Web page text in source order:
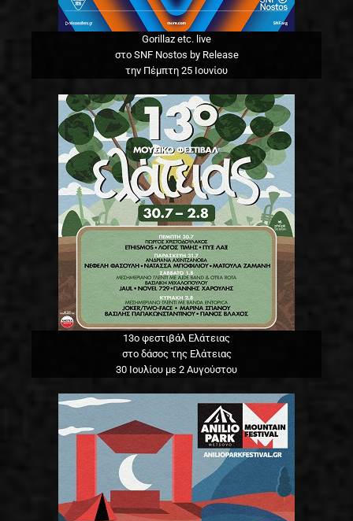
Gorillaz etc. live
στο SNF Nostos by Release
την Πέμπτη 25 Ιουνίου
13o φεστιβάλ Ελάτειας
στο δάσος της Ελάτειας
30 Ιουλίου με 2 Αυγούστου